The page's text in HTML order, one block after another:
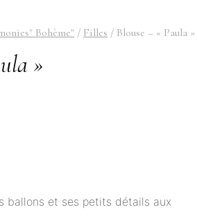
Bohème" / Filles / Blouse – « Paula »
»
ballons et ses petits détails aux